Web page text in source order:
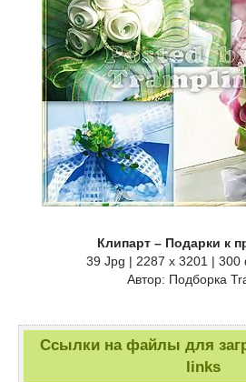
Клипарт – Подарки к
39 Jpg | 2287 x 3201 | 300
Автор: Подборка
Ссылки на файлы для
links